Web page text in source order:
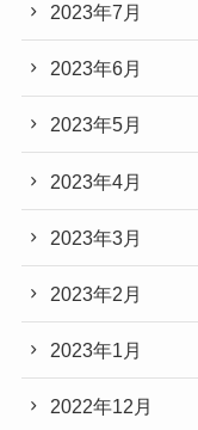
2023年7月
2023年6月
2023年5月
2023年4月
2023年3月
2023年2月
2023年1月
2022年12月